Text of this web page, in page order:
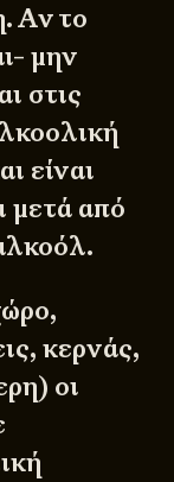
Αν το
μην
στις
είναι
μετά από
κερνάς,
οι